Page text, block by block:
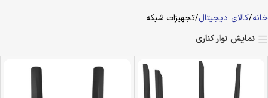
خانه کالای دیجیتال تجهیزات شبکه
نمایش نوار کناری